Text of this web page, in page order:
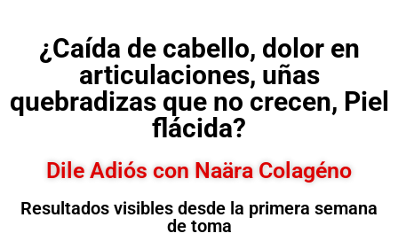
¿Caída de cabello, dolor en
articulaciones, uñas
quebradizas que no crecen, Piel
flácida?
Dile Adiós con Naära Colagéno
Resultados visibles desde la primera semana
de toma